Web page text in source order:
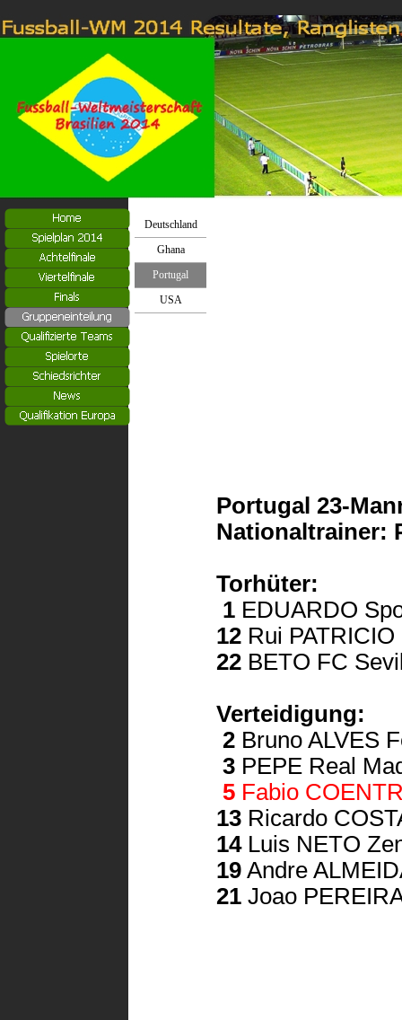
Deutschland
Ghana
Portugal
USA
Portugal 23-
Nationaltrainer:
Torhüter:
1 EDUARDO
12 Rui
22 BETO FC
Verteidigung:
2 Bruno ALVES
3 PEPE Real
5 Fabio
13 Ricardo
14Luis NETO
19 Andre
21 Joao